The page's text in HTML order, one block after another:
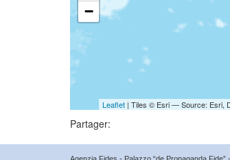
−
Leaflet| Tiles © Esri — Source: Esri,
Partager: